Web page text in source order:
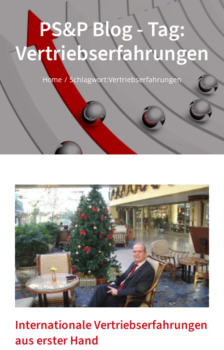
PS&P Blog - Tag:
Vertriebserfahrungen
Home Schlagwort:Vertriebserfahrungen
Internationale Vertriebserfahrungen
aus erster Hand